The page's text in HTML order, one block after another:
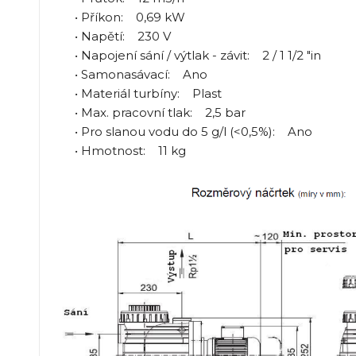
• Příkon: 0,69 kW
• Napětí: 230 V
• Napojení sání / výtlak - závit: 2 / 1 1/2 "in
• Samonasávací: Ano
• Materiál turbíny: Plast
• Max. pracovní tlak: 2,5 bar
• Pro slanou vodu do 5 g/l (<0,5%): Ano
• Hmotnost: 11 kg